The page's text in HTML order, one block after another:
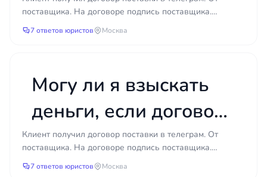
заключения, фото и видеоматериалы.
Споры по договорам услуг нередко кажутся
сформулировано так, что суд его не удовлетворит.
Чем раньше юрист оценит ситуацию, тем больше
вариантов остаётся в распоряжении — от
грамотно выстроенного иска. Своевременное
обращение позволяет не только защитить права,
но и сэкономить время и деньги, которые уходят
телеграме?
поставщика. На договоре подпись поставщика.
Покупатель счет с указанием перечня товаров оплатил
7 ответов юристов Москва
Могу ли я взыскать
деньги, если договор
прислали в телеграме
и товара привезли
Клиент получил договор поставки в телеграм. От
поставщика. На договоре подпись поставщика.
Покупатель счет с указанием перечня товаров оплатил
7 ответов юристов Москва